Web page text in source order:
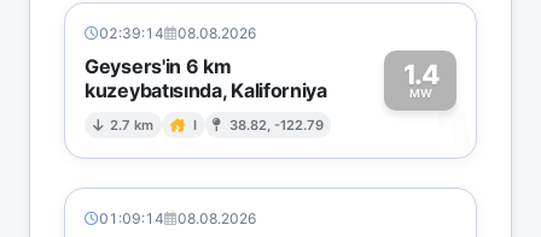
02:39:14 08.08.2026
Geysers'in 6 km
kuzeybatısında, Kaliforniya
2.7 km I 38.82, -122.79
1.4
MW1
01:09:14 08.08.2026